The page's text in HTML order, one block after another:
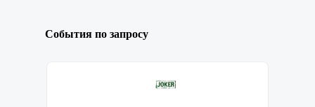
События по запросу